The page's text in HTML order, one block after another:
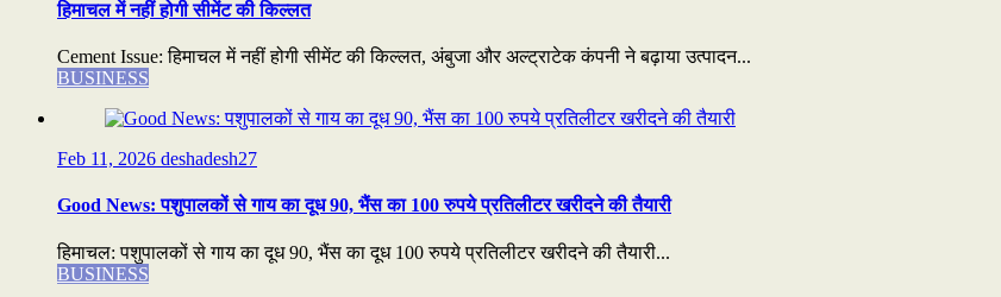
हिमाचल में नहीं होगी सीमेंट की किल्लत
Cement Issue: हिमाचल में नहीं होगी सीमेंट की किल्लत, अंबुजा और अल्ट्राटेक कंपनी ने बढ़ाया उत्पादन...
BUSINESS
Feb 11, 2026 deshadesh27
Good News: पशुपालकों से गाय का दूध 90, भैंस का 100 रुपये प्रतिलीटर खरीदने की तैयारी
हिमाचल: पशुपालकों से गाय का दूध 90, भैंस का दूध 100 रुपये प्रतिलीटर खरीदने की तैयारी...
BUSINESS